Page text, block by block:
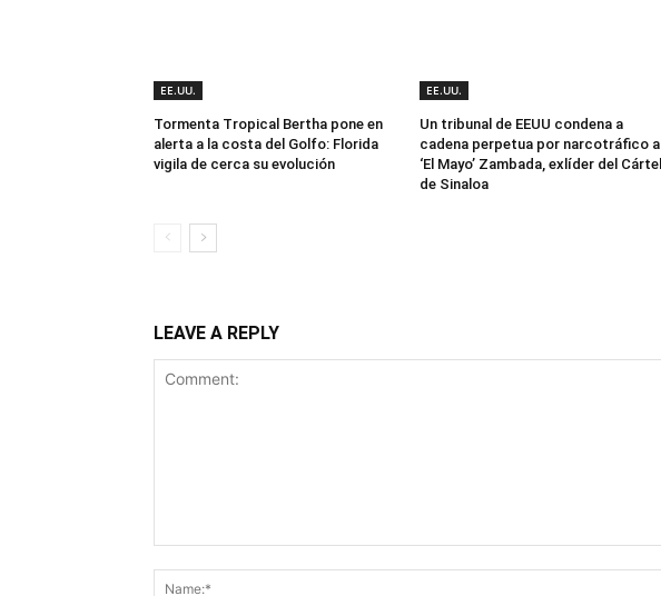
EE.UU.
Tormenta Tropical Bertha pone en
alerta a la costa del Golfo: Florida
vigila de cerca su evolución
EE.UU.
Un tribunal de EEUU condena a
cadena perpetua por narcotráfico a
‘El Mayo’ Zambada, exlíder del Cártel
de Sinaloa
LEAVE A REPLY